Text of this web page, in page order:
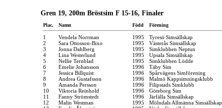
Gren 19, 200m Bröstsim F 15-16, Finaler
Plac. Namn Född Förening
1 Vendela Norrman 1995
Tyresö Simsällskap
2
Sara Ottosson-Bixo 1995
Västerås Simsällskap
3
Jonna Dahlberg 1995
Simklubben Neptun
4
Lina Westerlund 1995
Upsala Simsällskap
5
Nellie Ternblad 1995
Simklubben Lödde
6
Emelie Johansson 1996
Täby Sim
7
Jessica Billquist 1996
Spårvägens Simförening
8
Andrea Gustafsson 1996
Malmö Kappsimningsklubb
9
Amanda Persson 1996
Filipstads Simklubb
10
Viktoria Reinhold 1996
Göteborg Sim
11
Fanny Strömstedt 1996
Järfälla Simsällskap
12
Malin Westman 1995
Mölndals Allmänna Simsällskap